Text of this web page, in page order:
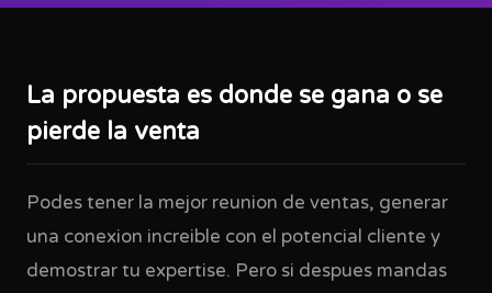
La propuesta es donde se gana o se
pierde la venta
Podes tener la mejor reunion de ventas, generar
una conexion increible con el potencial cliente y
demostrar tu expertise. Pero si despues mandas